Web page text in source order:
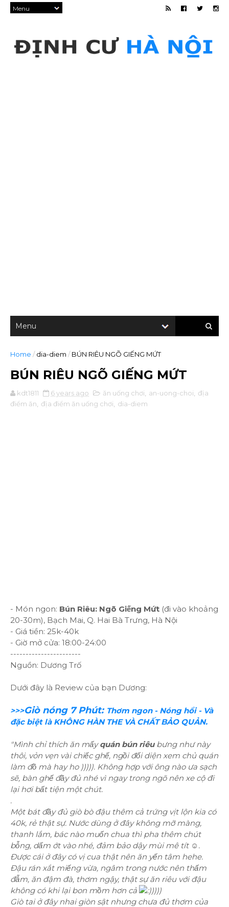
Home / dia-diem / BÚN RIÊU NGÕ GIẾNG MỨT
BÚN RIÊU NGÕ GIẾNG MỨT
kdt1811 6 years ago ăn uống chơi an-uong-choi
địa
điểm ăn
địa điểm ăn uống chơi dia-diem
- Món ngon: Bún Riêu: Ngõ Giếng Mứt (đi vào khoảng
20-30m), Bạch Mai, Q. Hai Bà Trưng, Hà Nội
- Giá tiền: 25k-40k
- Giờ mở cửa: 18:00-24:00
-----------------------
Nguồn: Dương Trố
Dưới đây là Review của bạn Dương:
>>>Giò nóng 7 Phút: Thơm ngon - Nóng hổi - Và
đặc biệt là KHÔNG HÀN THE VÀ CHẤT BẢO QUẢN.
"Mình chỉ thích ăn mấyquán bún riêubưng như này
thôi, vỏn vẹn vài chiếc ghế, ngồi đối diện xem chủ quán
làm đồ mà hay ho ))))). Không hợp với ông nào ưa sạch
sẽ, bàn ghế đầy đủ nhé vì ngay trong ngõ nên xe cộ đi
lại hơi bất tiện một chút.
.
Một bát đầy đủ giò bò đậu thêm cả trứng vịt lộn kia có
40k, rẻ thật sự. Nước dùng ở đây không mỡ màng,
thanh lắm, bác nào muốn chua thì pha thêm chút
bỗng, dấm ớt vào nhé, đảm bảo dậy mùi mê tít ☺️.
Được cái ở đây có vị cua thật nên ăn yến tâm hehe.
Đậu rán xắt miếng vừa, ngâm trong nước nên thấm
đẫm, ăn đậm đà, thơm ngậy, thật sự ăn riêu với đậu
không có khi lại bon mồm hơn cả
:)))))
Giò tai ở đây nhai giòn sật nhưng chưa đủ thơm của